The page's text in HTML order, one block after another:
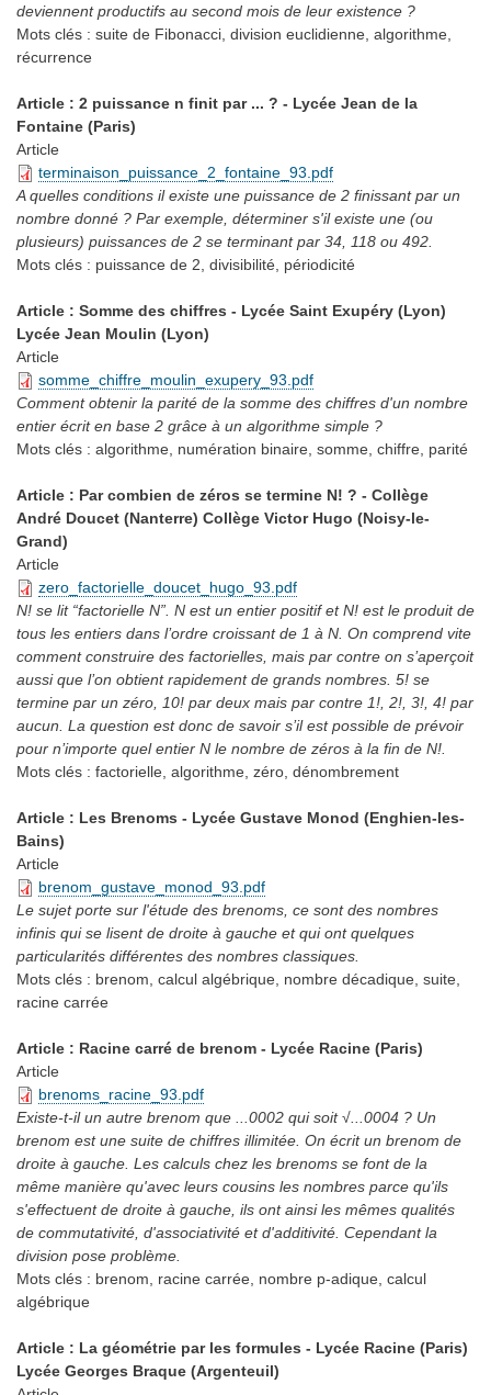
deviennent productifs au second mois de leur existence ?
Mots clés : suite de Fibonacci, division euclidienne, algorithme,
récurrence
Article : 2 puissance n finit par ... ? - Lycée Jean de la
Fontaine (Paris)
Article
terminaison_puissance_2_fontaine_93.pdf
A quelles conditions il existe une puissance de 2 finissant par un
nombre donné ? Par exemple, déterminer s'il existe une (ou
plusieurs) puissances de 2 se terminant par 34, 118 ou 492.
Mots clés : puissance de 2, divisibilité, périodicité
Article : Somme des chiffres - Lycée Saint Exupéry (Lyon)
Lycée Jean Moulin (Lyon)
Article
somme_chiffre_moulin_exupery_93.pdf
Comment obtenir la parité de la somme des chiffres d'un nombre
entier écrit en base 2 grâce à un algorithme simple ?
Mots clés : algorithme, numération binaire, somme, chiffre, parité
Article : Par combien de zéros se termine N! ? - Collège
André Doucet (Nanterre) Collège Victor Hugo (Noisy-le-
Grand)
Article
zero_factorielle_doucet_hugo_93.pdf
N! se lit “factorielle N”. N est un entier positif et N! est le produit de
tous les entiers dans l’ordre croissant de 1 à N. On comprend vite
comment construire des factorielles, mais par contre on s’aperçoit
aussi que l’on obtient rapidement de grands nombres. 5! se
termine par un zéro, 10! par deux mais par contre 1!, 2!, 3!, 4! par
aucun. La question est donc de savoir s’il est possible de prévoir
pour n’importe quel entier N le nombre de zéros à la fin de N!.
Mots clés : factorielle, algorithme, zéro, dénombrement
Article : Les Brenoms - Lycée Gustave Monod (Enghien-les-
Bains)
Article
brenom_gustave_monod_93.pdf
Le sujet porte sur l'étude des brenoms, ce sont des nombres
infinis qui se lisent de droite à gauche et qui ont quelques
particularités différentes des nombres classiques.
Mots clés : brenom, calcul algébrique, nombre décadique, suite,
racine carrée
Article : Racine carré de brenom - Lycée Racine (Paris)
Article
brenoms_racine_93.pdf
Existe-t-il un autre brenom que ...0002 qui soit √...0004 ? Un
brenom est une suite de chiffres illimitée. On écrit un brenom de
droite à gauche. Les calculs chez les brenoms se font de la
même manière qu'avec leurs cousins les nombres parce qu'ils
s'effectuent de droite à gauche, ils ont ainsi les mêmes qualités
de commutativité, d'associativité et d'additivité. Cependant la
division pose problème.
Mots clés : brenom, racine carrée, nombre p-adique, calcul
algébrique
Article : La géométrie par les formules - Lycée Racine (Paris)
Lycée Georges Braque (Argenteuil)